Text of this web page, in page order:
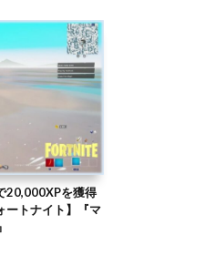
20,000XPを獲得
ートナイト】『マ